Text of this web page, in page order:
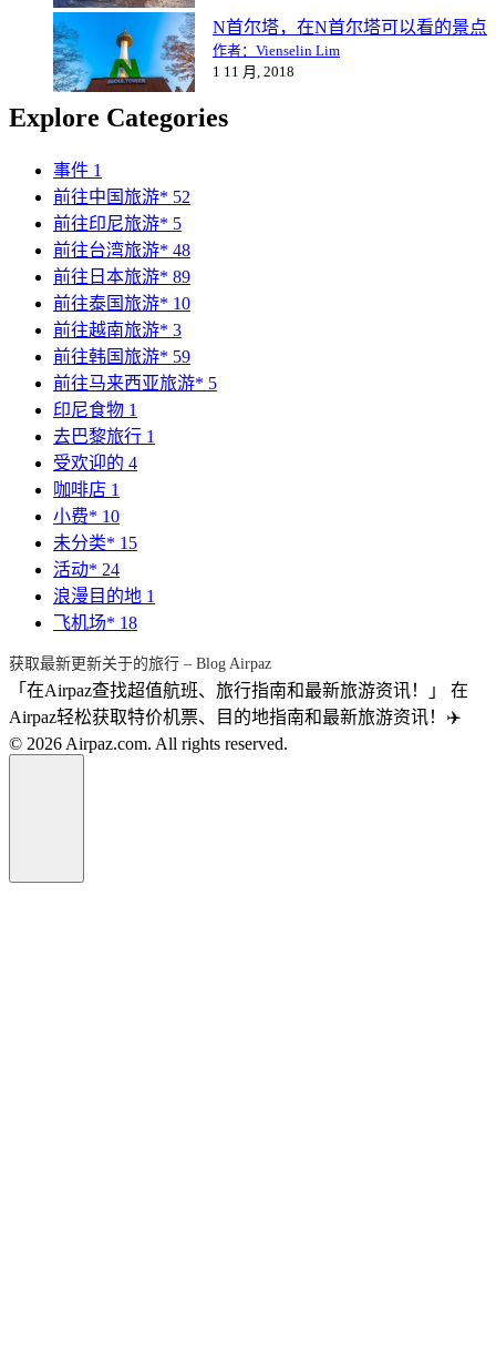
N首尔塔，在N首尔塔可以看的景点
作者：Vienselin Lim
1 11 月, 2018
Explore Categories
事件 1
前往中国旅游* 52
前往印尼旅游* 5
前往台湾旅游* 48
前往日本旅游* 89
前往泰国旅游* 10
前往越南旅游* 3
前往韩国旅游* 59
前往马来西亚旅游* 5
印尼食物 1
去巴黎旅行 1
受欢迎的 4
咖啡店 1
小费* 10
未分类* 15
活动* 24
浪漫目的地 1
飞机场* 18
获取最新更新关于的旅行 – Blog Airpaz
「在Airpaz查找超值航班、旅行指南和最新旅游资讯！」 在
Airpaz轻松获取特价机票、目的地指南和最新旅游资讯！✈️
© 2026 Airpaz.com. All rights reserved.